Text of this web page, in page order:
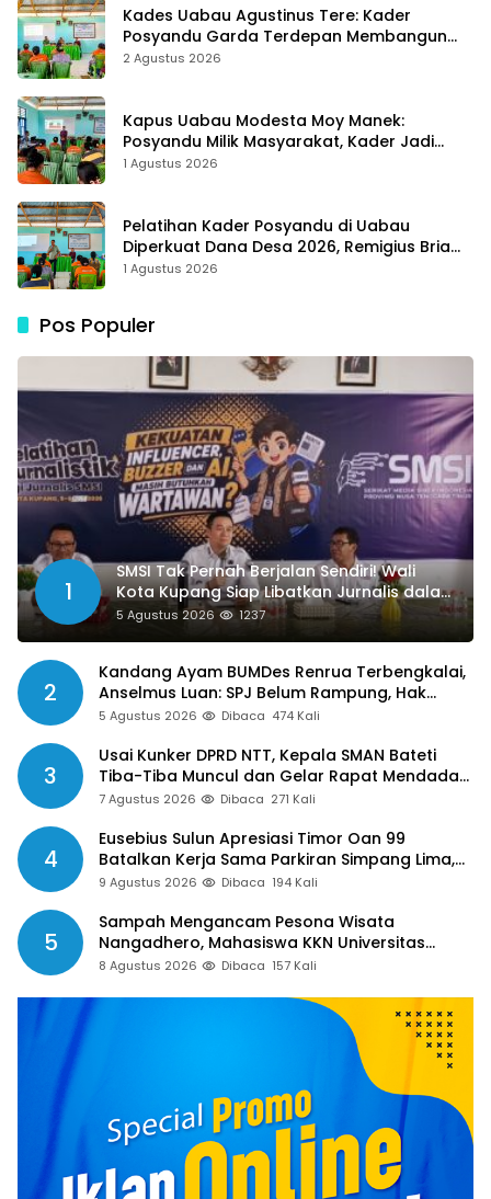
Kades Uabau Agustinus Tere: Kader
Posyandu Garda Terdepan Membangun
Kesehatan Masyarakat Desa
2 Agustus 2026
Kapus Uabau Modesta Moy Manek:
Posyandu Milik Masyarakat, Kader Jadi
Ujung Tombak Perangi Stunting
1 Agustus 2026
Pelatihan Kader Posyandu di Uabau
Diperkuat Dana Desa 2026, Remigius Bria
Tekankan Transparansi dengan Libatkan
1 Agustus 2026
Pos Populer
1
SMSI Tak Pernah Berjalan Sendiri! Wali
Kota Kupang Siap Libatkan Jurnalis dalam
Publikasi Program Pemkot
5 Agustus 2026 1237
2
Kandang Ayam BUMDes Renrua Terbengkalai,
Anselmus Luan: SPJ Belum Rampung, Hak
Aparat Desa Sejak Januari Belum Dibayar
5 Agustus 2026 Dibaca 474 Kali
3
Usai Kunker DPRD NTT, Kepala SMAN Bateti
Tiba-Tiba Muncul dan Gelar Rapat Mendadak,
Guru Pertanyakan Hak 15 Persen yang Belum
7 Agustus 2026 Dibaca 271 Kali
4
Eusebius Sulun Apresiasi Timor Oan 99
Batalkan Kerja Sama Parkiran Simpang Lima,
Minta Pemkab Belu Tak Gegabah Buat
9 Agustus 2026 Dibaca 194 Kali
5
Sampah Mengancam Pesona Wisata
Nangadhero, Mahasiswa KKN Universitas
Muhamadiyah Turun Tangan Bersihkan Pantai
8 Agustus 2026 Dibaca 157 Kali